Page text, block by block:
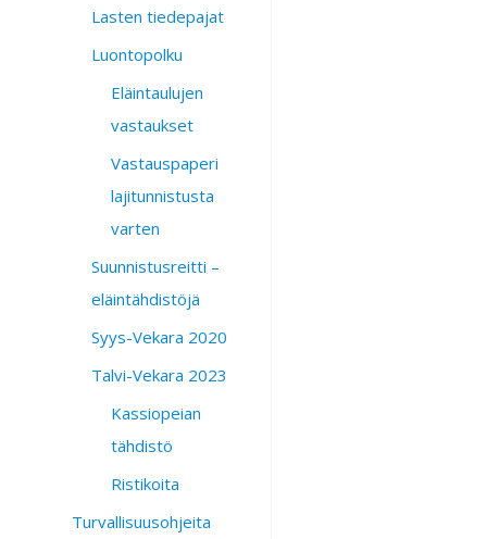
Lasten tiedepajat
Luontopolku
Eläintaulujen
vastaukset
Vastauspaperi
lajitunnistusta
varten
Suunnistusreitti –
eläintähdistöjä
Syys-Vekara 2020
Talvi-Vekara 2023
Kassiopeian
tähdistö
Ristikoita
Turvallisuusohjeita